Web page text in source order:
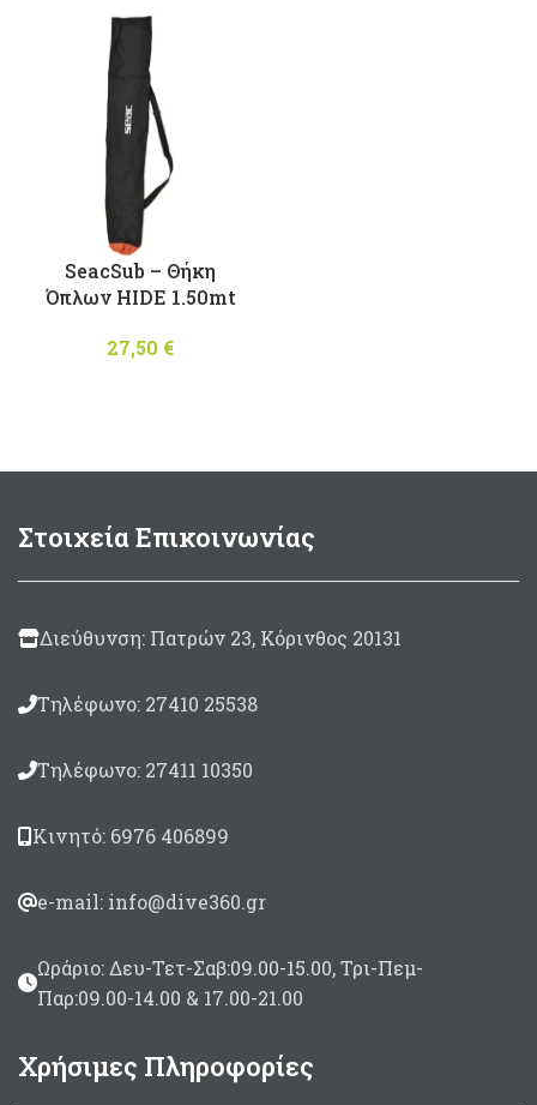
SeacSub – Θήκη
Όπλων HIDE 1.50mt
27,50 €
Στοιχεία Επικοινωνίας
Διεύθυνση: Πατρών 23, Κόρινθος 20131
Τηλέφωνο: 27410 25538
Τηλέφωνο: 27411 10350
Κινητό: 6976 406899
e-mail: info@dive360.gr
Ωράριο: Δευ-Τετ-Σαβ:09.00-15.00, Τρι-Πεμ-
Παρ:09.00-14.00 & 17.00-21.00
Χρήσιμες Πληροφορίες